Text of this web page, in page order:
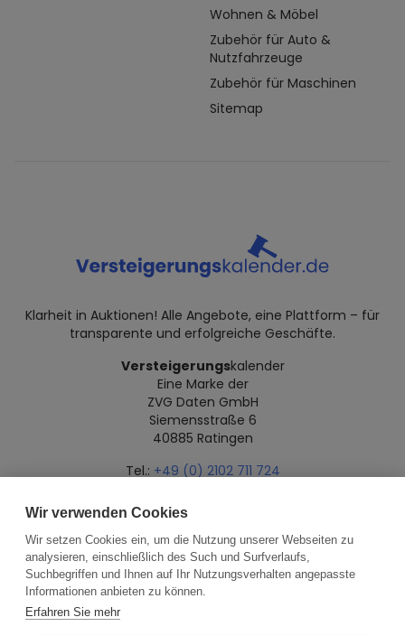
Wohnen & Möbel
Zubehör für Auto &
Nutzfahrzeuge
Zubehör für Maschinen
Sitemap
Klarheit in Auktionen! Alle Angebote, eine Plattform – für
transparente und erfolgreiche Geschäfte.
Versteigerungskalender
Eine Marke der
ZVG Daten GmbH
Siemensstraße 6
40885 Ratingen
Tel.: +49 (0) 2102 711 724
Datenschutz Impressum Über uns
Wir verwenden Cookies
Wir setzen Cookies ein, um die Nutzung unserer Webseiten zu
analysieren, einschließlich des Such und Surfverlaufs,
Suchbegriffen und Ihnen auf Ihr Nutzungsverhalten angepasste
Informationen anbieten zu können.
Erfahren Sie mehr